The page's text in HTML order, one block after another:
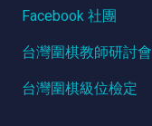
Facebook 社團
台灣圍棋教師研討會
台灣圍棋級位檢定